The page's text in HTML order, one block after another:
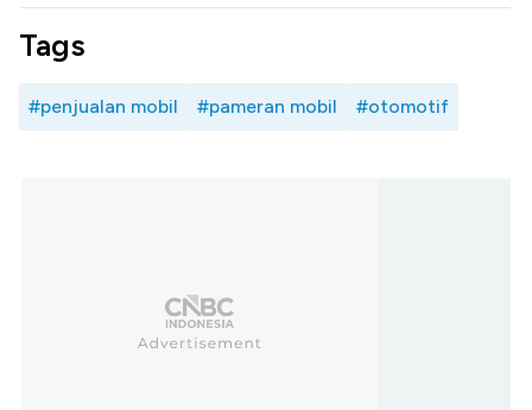
Tags
#penjualan mobil #pameran mobil #otomotif